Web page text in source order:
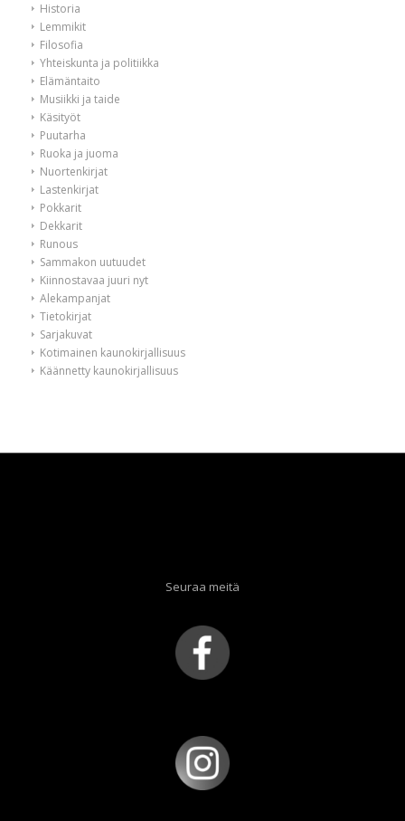
Historia
Lemmikit
Filosofia
Yhteiskunta ja politiikka
Elämäntaito
Musiikki ja taide
Käsityöt
Puutarha
Ruoka ja juoma
Nuortenkirjat
Lastenkirjat
Pokkarit
Dekkarit
Runous
Sammakon uutuudet
Kiinnostavaa juuri nyt
Alekampanjat
Tietokirjat
Sarjakuvat
Kotimainen kaunokirjallisuus
Käännetty kaunokirjallisuus
Seuraa meitä